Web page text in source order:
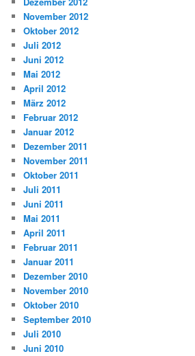
November 2012
Oktober 2012
Juli 2012
Juni 2012
Mai 2012
April 2012
März 2012
Februar 2012
Januar 2012
Dezember 2011
November 2011
Oktober 2011
Juli 2011
Juni 2011
Mai 2011
April 2011
Februar 2011
Januar 2011
Dezember 2010
November 2010
Oktober 2010
September 2010
Juli 2010
Juni 2010